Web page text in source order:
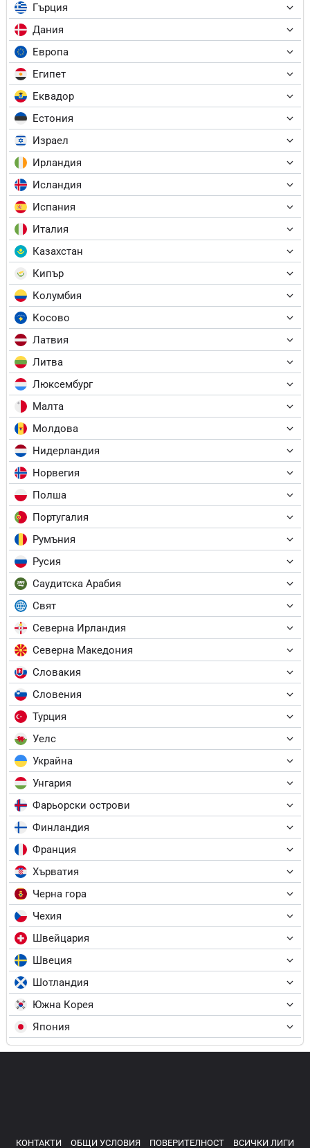
Гърция
Дания
Европа
Египет
Еквадор
Естония
Израел
Ирландия
Исландия
Испания
Италия
Казахстан
Кипър
Колумбия
Косово
Латвия
Литва
Люксембург
Малта
Молдова
Нидерландия
Норвегия
Полша
Португалия
Румъния
Русия
Саудитска Арабия
Свят
Северна Ирландия
Северна Македония
Словакия
Словения
Турция
Уелс
Украйна
Унгария
Фарьорски острови
Финландия
Франция
Хърватия
Черна гора
Чехия
Швейцария
Швеция
Шотландия
Южна Корея
Япония
КОНТАКТИ ОБЩИ УСЛОВИЯ ПОВЕРИТЕЛНОСТ ВСИЧКИ ЛИГИ